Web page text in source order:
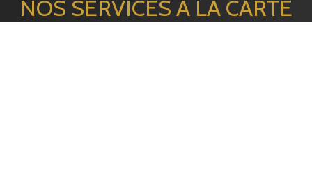
NOS SERVICES À LA CARTE